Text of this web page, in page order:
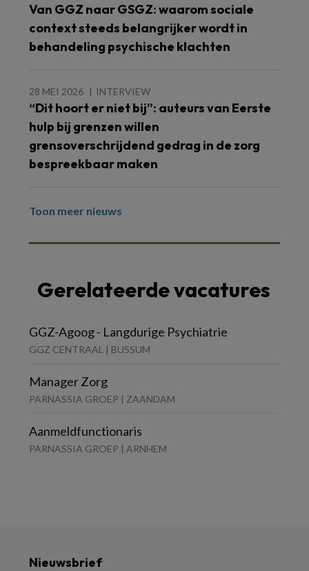
Van GGZ naar GSGZ: waarom sociale
context steeds belangrijker wordt in
behandeling psychische klachten
28 MEI 2026 INTERVIEW
“Dit hoort er niet bij”: auteurs van Eerste
hulp bij grenzen willen
grensoverschrijdend gedrag in de zorg
bespreekbaar maken
Toon meer nieuws
Gerelateerde vacatures
GGZ-Agoog - Langdurige Psychiatrie
GGZ CENTRAAL | BUSSUM
Manager Zorg
PARNASSIA GROEP | ZAANDAM
Aanmeldfunctionaris
PARNASSIA GROEP | ARNHEM
Nieuwsbrief